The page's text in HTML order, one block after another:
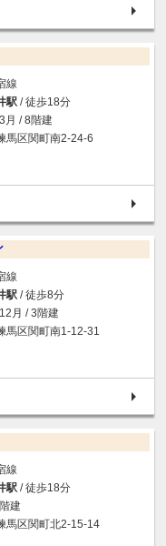
線
駅 / 徒歩18分
月 / 8階建
馬区関町南2-24-6
線
駅 / 徒歩8分
月 / 3階建
馬区関町南1-12-31
線
駅 / 徒歩18分
建
馬区関町北2-15-14